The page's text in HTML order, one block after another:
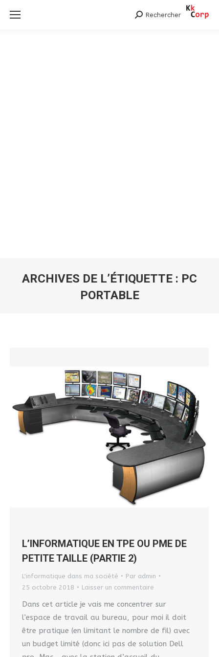
Search:
Rechercher
ARCHIVES DE L’ÉTIQUETTE : PC
PORTABLE
L’INFORMATIQUE EN TPE OU PME DE
PETITE TAILLE (PARTIE 2)
L'informatique dans ma société Par admin
25 octobre 2018
Laisser un commentaire
Dans cet article je vais me concentrer sur
l’espace de travail au bureau, pour moi il doit
être pratique (en limitant le nombre de fil) avec
un budget limité (donc ici pas de solution Dell